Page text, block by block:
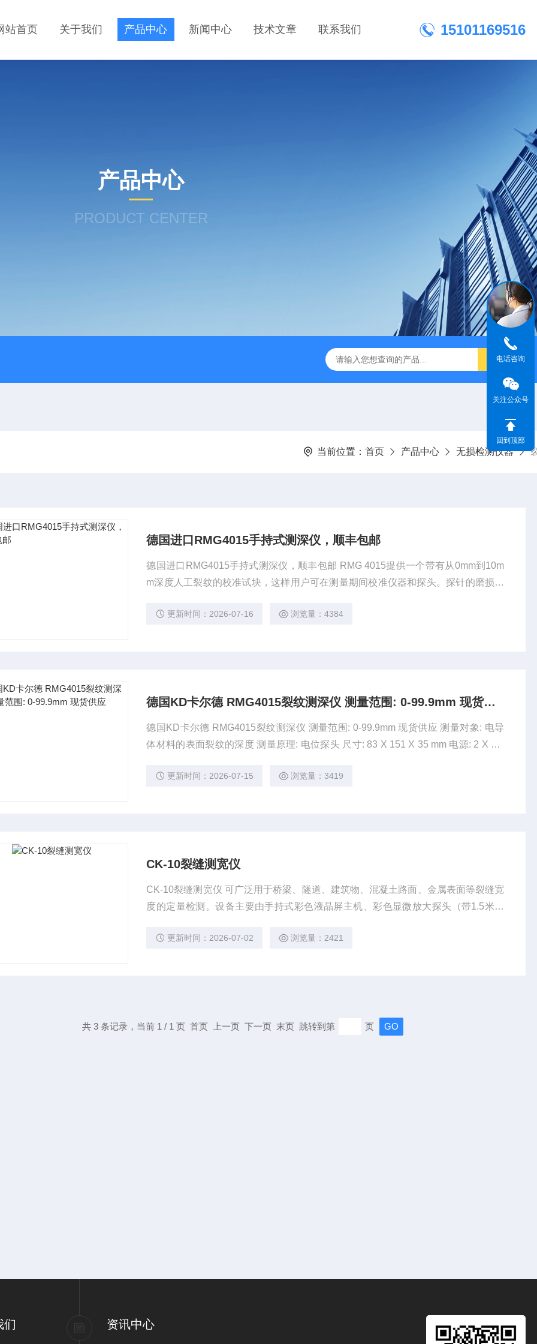
站首页 关于我们 产品中心 新闻中心 技术文章 联系我们 15101169516
产品中心
PRODUCT CENTER
当前位置： 首页 产品中心 无损检测仪器
德国进口RMG4015手持式测深仪，顺丰包邮
德国进口RMG4015手持式测深仪，顺丰包邮 RMG 4015提供一个带有从0mm到10m
m深度人工裂纹的校准试块，这样用户可在测量期间校准仪器和探头。探针的磨损或
度内的测量电压转换是由RMG 4015的微处理器控制的。出厂设置的校准表正是出于
更新时间：2026-07-16 浏览量：4384
德国KD卡尔德 RMG4015裂纹测深仪 测量范围: 0-99.9mm 现货供应
德国KD卡尔德 RMG4015裂纹测深仪 测量范围: 0-99.9mm 现货供应 测量对象: 电导
体材料的表面裂纹的深度 测量原理: 电位探头 尺寸: 83 X 151 X 35 mm 电源: 2 X 1.5
量范围: 0...99.9mm 测量波动: Fe: 13%, N
更新时间：2026-07-15 浏览量：3419
CK-10裂缝测宽仪
CK-10裂缝测宽仪 可广泛用于桥梁、隧道、建筑物、混凝土路面、金属表面等裂缝宽
度的定量检测。设备主要由手持式彩色液晶屏主机、彩色显微放大探头（带1.5米连
值，也可以对需要的裂缝进行拍照（裂缝照片中同时保存裂缝图像、宽度数据、刻度
更新时间：2026-07-02 浏览量：2421
共 3 条记录，当前 1 / 1 页 首页 上一页 下一页 末页 跳转到第 页
们 资讯中心
电话咨询
关注公众号
回到顶部